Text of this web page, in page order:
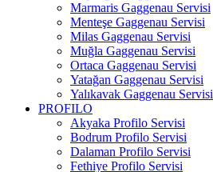
Marmaris Gaggenau Servisi
Menteşe Gaggenau Servisi
Milas Gaggenau Servisi
Muğla Gaggenau Servisi
Ortaca Gaggenau Servisi
Yatağan Gaggenau Servisi
Yalıkavak Gaggenau Servisi
PROFILO
Akyaka Profilo Servisi
Bodrum Profilo Servisi
Dalaman Profilo Servisi
Fethiye Profilo Servisi